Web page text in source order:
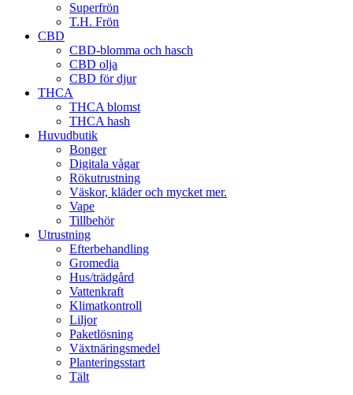
Superfrön
T.H. Frön
CBD
CBD-blomma och hasch
CBD olja
CBD för djur
THCA
THCA blomst
THCA hash
Huvudbutik
Bonger
Digitala vågar
Rökutrustning
Väskor, kläder och mycket mer.
Vape
Tillbehör
Utrustning
Efterbehandling
Gromedia
Hus/trädgård
Vattenkraft
Klimatkontroll
Liljor
Paketlösning
Växtnäringsmedel
Planteringsstart
Tält